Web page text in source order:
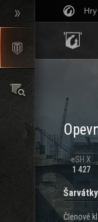
Hry
eSH X
1 427
Šarvátky
Členové